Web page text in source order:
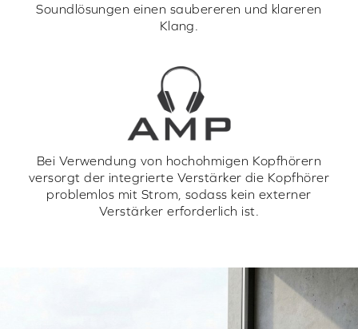
Soundlösungen einen saubereren und klareren
Klang.
Bei Verwendung von hochohmigen Kopfhörern
versorgt der integrierte Verstärker die Kopfhörer
problemlos mit Strom, sodass kein externer
Verstärker erforderlich ist.